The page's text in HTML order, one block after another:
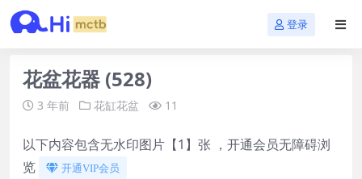
登录
花盆花器 (528)
3 年前 花缸花盆 11
以下内容包含无水印图片【1】张 ，开通会员无障碍浏
览
开通VIP会员